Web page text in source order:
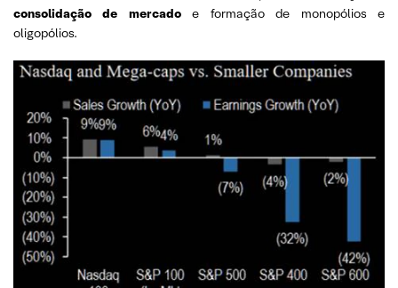
consolidação de mercadoe formação de monopólios e
oligopólios.